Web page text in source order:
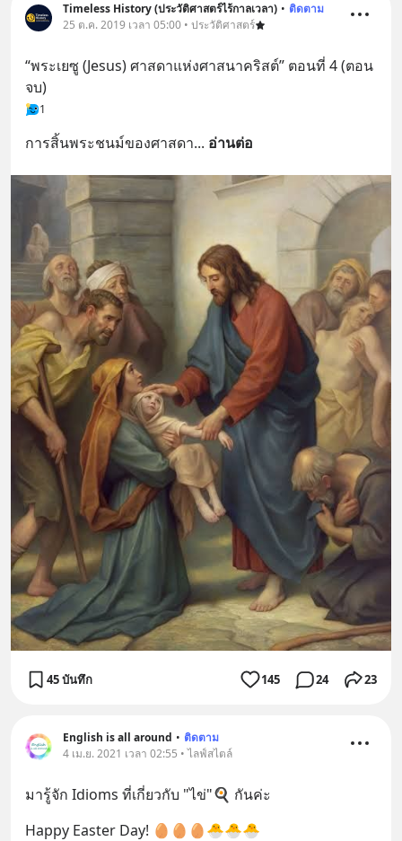
Timeless History (ประวัติศาสตร์ไร้กาลเวลา) • ติดตาม
25 ต.ค. 2019 เวลา 05:00 • ประวัติศาสตร์
“พระเยซู (Jesus) ศาสดาแห่งศาสนาคริสต์” ตอนที่ 4 (ตอน
จบ)
1
การสิ้นพระชนม์ของศาสดา... อ่านต่อ
45 บันทึก 145 24 23
English is all around • ติดตาม
4 เม.ย. 2021 เวลา 02:55 • ไลฟ์สไตล์
มารู้จัก Idioms ที่เกี่ยวกับ "ไข่"🍳 กันค่ะ
Happy Easter Day! 🥚🥚🥚🐣🐣🐣